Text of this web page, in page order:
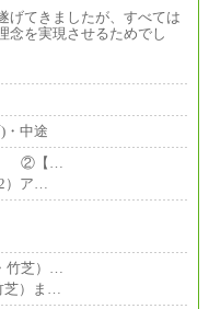
円
円
・家族手当含まず
の上、当社規定により確
ず
なし
げてきましたが、すべては
念を実現させるためでし
・中途
②【…
）ア…
竹芝）…
芝）ま…